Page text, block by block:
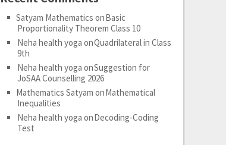
Satyam Mathematics onBasic
Proportionality Theorem Class 10
Neha health yoga onQuadrilateral in Class
9th
Neha health yoga onSuggestion for
JoSAA Counselling 2026
Mathematics Satyam onMathematical
Inequalities
Neha health yoga onDecoding-Coding
Test